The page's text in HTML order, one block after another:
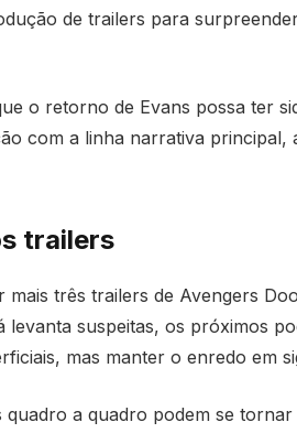
de trailers para
o retorno de Evans possa ter
com a linha narrativa principal,
trailers
três trailers de Avengers
suspeitas, os próximos
mas manter o enredo em
a quadro podem se